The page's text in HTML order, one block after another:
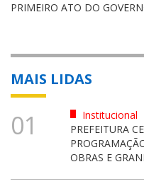
PRIMEIRO ATO DO
MAIS LIDAS
01
Institucional
PREFEITURA
OBRAS E